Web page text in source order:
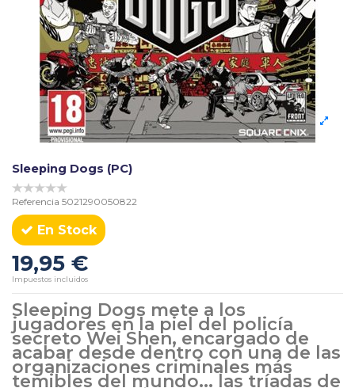
Sleeping Dogs (PC)
Referencia 5021290050822
En Stock
19,95 €
Impuestos incluidos
Sleeping Dogs mete a los
jugadores en la piel del policía
secreto Wei Shen, encargado de
acabar desde dentro con una de las
organizaciones criminales más
temibles del mundo... las tríadas de